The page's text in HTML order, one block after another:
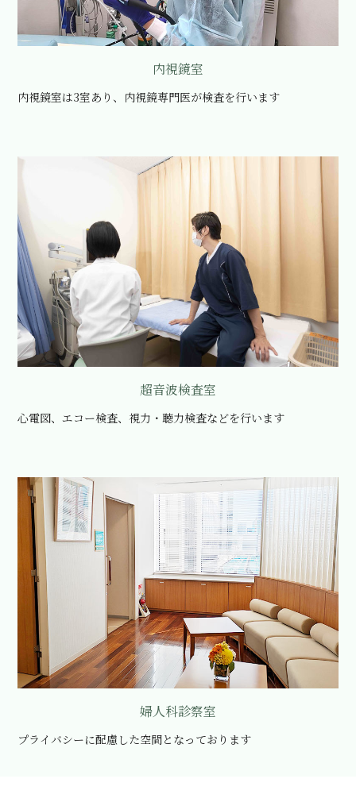
内視鏡室
内視鏡室は3室あり、内視鏡専門医が検査を行います
超音波検査室
心電図、エコー検査、視力・聴力検査などを行います
婦人科診察室
プライバシーに配慮した空間となっております